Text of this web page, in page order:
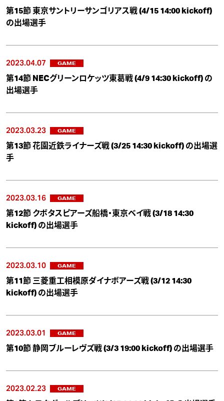
第15節 東京サントリーサンゴリアス戦 (4/15 14:00 kickoff)
の出場選手
2023.04.07 GAME
第14節 NECグリーンロケッツ東葛戦 (4/9 14:30 kickoff) の
出場選手
2023.03.23 GAME
第13節 花園近鉄ライナーズ戦 (3/25 14:30 kickoff) の出場選
手
2023.03.16 GAME
第12節 クボタスピアーズ船橋・東京ベイ戦 (3/18 14:30
kickoff) の出場選手
2023.03.10 GAME
第11節 三菱重工相模原ダイナボアーズ戦 (3/12 14:30
kickoff) の出場選手
2023.03.01 GAME
第10節 静岡ブルーレヴズ戦 (3/3 19:00 kickoff) の出場選手
2023.02.23 GAME